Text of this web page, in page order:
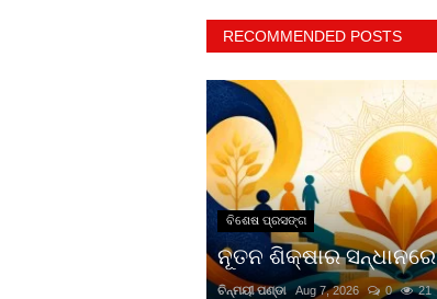
RECOMMENDED POSTS
ବିଶେଷ ପ୍ରସଙ୍ଗ
ନୂତନ ଶିକ୍ଷାର ସନ୍ଧାନରେ
ଚିନ୍ମୟୀ ପଣ୍ଡା Aug 7, 2026 0 21